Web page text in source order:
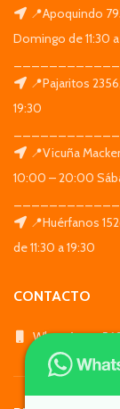
📍Apoquindo
Domingo de 11:30
📍Pajaritos
19:30
📍Vicuña
10:00 – 20:00
📍Huérfanos
de 11:30 a 19:30
CONTACTO
WhatsApp: